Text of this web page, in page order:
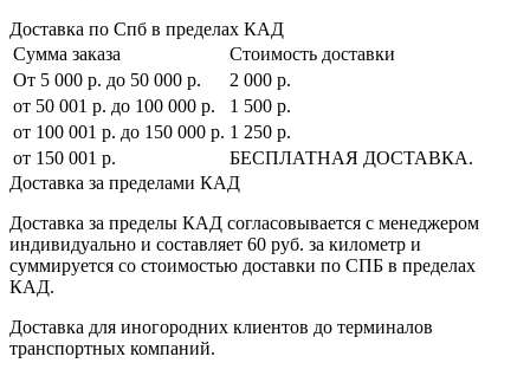
Доставка по Спб в пределах КАД
Сумма заказа
Стоимость доставки
От 5 000 р. до 50 000 р.
2 000 р.
от 50 001 р. до 100 000 р.
1 500 р.
от 100 001 р. до 150 000 р. 1 250 р.
от 150 001 р.
БЕСПЛАТНАЯ ДОСТАВКА.
Доставка за пределами КАД
Доставка за пределы КАД согласовывается с менеджером
индивидуально и составляет 60 руб. за километр и
суммируется со стоимостью доставки по СПБ в пределах
КАД.
Доставка для иногородних клиентов до терминалов
транспортных компаний.